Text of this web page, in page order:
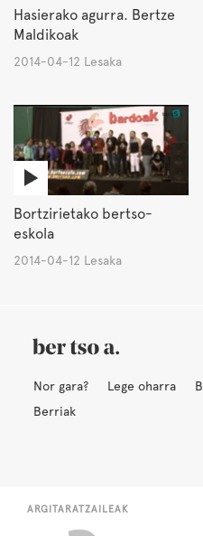
Hasierako agurra. Bertze
Maldikoak
2014-04-12 Lesaka
Bortzirietako bertso-
eskola
2014-04-12 Lesaka
Nor gara? Lege oharra
Berriak
ARGITARATZAILEAK